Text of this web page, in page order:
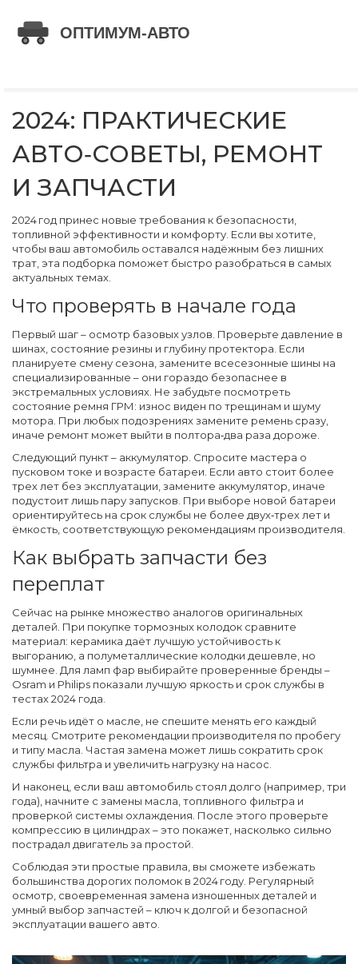
2024: ПРАКТИЧЕСКИЕ
АВТО‑СОВЕТЫ, РЕМОНТ
И ЗАПЧАСТИ
2024 год принес новые требования к безопасности,
топливной эффективности и комфорту. Если вы хотите,
чтобы ваш автомобиль оставался надёжным без лишних
трат, эта подборка поможет быстро разобраться в самых
актуальных темах.
Что проверять в начале года
Первый шаг – осмотр базовых узлов. Проверьте давление в
шинах, состояние резины и глубину протектора. Если
планируете смену сезона, замените всесезонные шины на
специализированные – они гораздо безопаснее в
экстремальных условиях. Не забудьте посмотреть
состояние ремня ГРМ: износ виден по трещинам и шуму
мотора. При любых подозрениях замените ремень сразу,
иначе ремонт может выйти в полтора‑два раза дороже.
Следующий пункт – аккумулятор. Спросите мастера о
пусковом токе и возрасте батареи. Если авто стоит более
трех лет без эксплуатации, замените аккумулятор, иначе
подустоит лишь пару запусков. При выборе новой батареи
ориентируйтесь на срок службы не более двух‑трех лет и
ёмкость, соответствующую рекомендациям производителя.
Как выбрать запчасти без
переплат
Сейчас на рынке множество аналогов оригинальных
деталей. При покупке тормозных колодок сравните
материал: керамика даёт лучшую устойчивость к
выгоранию, а полуметаллические колодки дешевле, но
шумнее. Для ламп фар выбирайте проверенные бренды –
Osram и Philips показали лучшую яркость и срок службы в
тестах 2024 года.
Если речь идёт о масле, не спешите менять его каждый
месяц. Смотрите рекомендации производителя по пробегу
и типу масла. Частая замена может лишь сократить срок
службы фильтра и увеличить нагрузку на насос.
И наконец, если ваш автомобиль стоял долго (например, три
года), начните с замены масла, топливного фильтра и
проверкой системы охлаждения. После этого проверьте
компрессию в цилиндрах – это покажет, насколько сильно
пострадал двигатель за простой.
Соблюдая эти простые правила, вы сможете избежать
большинства дорогих поломок в 2024 году. Регулярный
осмотр, своевременная замена изношенных деталей и
умный выбор запчастей – ключ к долгой и безопасной
эксплуатации вашего авто.